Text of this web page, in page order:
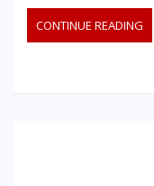
CONTINUE READING